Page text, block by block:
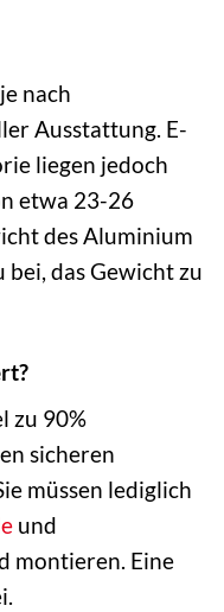
nach
Ausstattung. E-
liegen jedoch
etwa 23-26
des Aluminium
das Gewicht zu
zu 90%
sicheren
müssen lediglich
und
montieren. Eine